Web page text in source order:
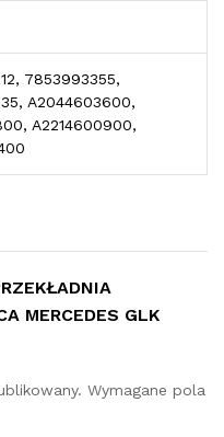
7853993355,
A2044603600,
A2214600900,
MERCEDES GLK
Wymagane pola